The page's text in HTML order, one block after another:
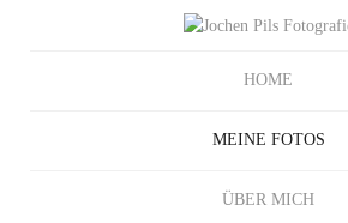
HOME
MEINE FOTOS
ÜBER MICH